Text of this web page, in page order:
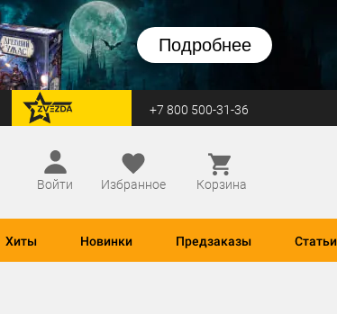
Подробнее
перейти на Zvezda +7 800 500-31-36
Войти
Избранное Корзина
Хиты Новинки Предзаказы Статьи